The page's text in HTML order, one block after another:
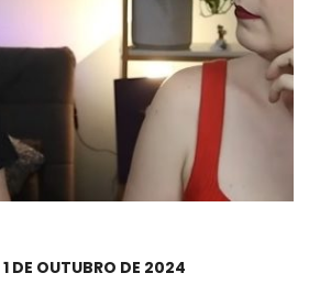
1 DE OUTUBRO DE 2024